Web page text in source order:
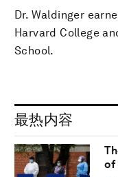
Dr. Waldinger
Harvard College
School.
最热内容
of